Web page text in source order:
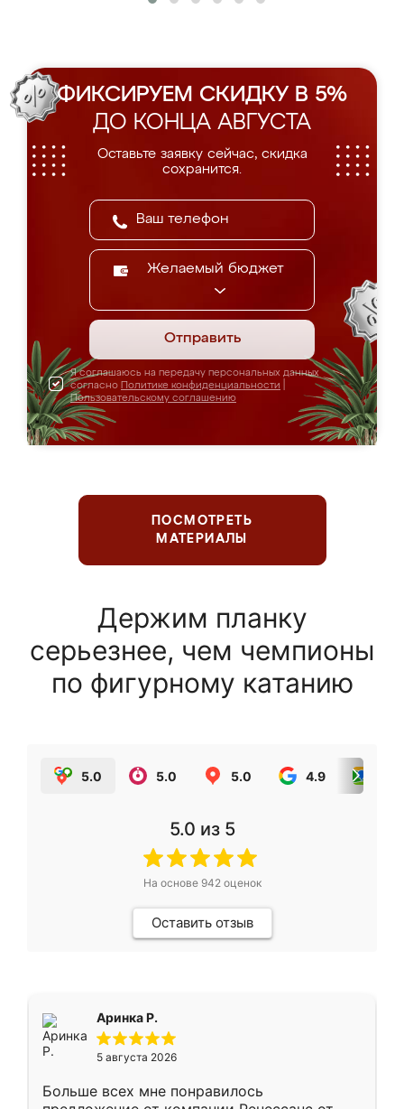
ФИКСИРУЕМ СКИДКУ В 5%
ДО КОНЦА АВГУСТА
Оставьте заявку сейчас, скидка
сохранится.
Желаемый бюджет
Отправить
Я соглашаюсь на передачу персональных данных
согласно Политике конфиденциальности
Пользовательскому соглашению
ПОСМОТРЕТЬ
МАТЕРИАЛЫ
Держим планку
серьезнее, чем чемпионы
по фигурному катанию
5.0 5.0 5.0 4.9
5.0 из 5
На основе 942оценок
Оставить отзыв
Аринка Р.
5 августа 2026
Больше всех мне понравилось